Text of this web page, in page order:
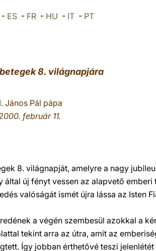
- ES- FR- HU - IT- PT
8. világnapjára
János Pál pápa
február 11.
8. világnapját, amelyre a nagy
által új fényt vessen az alapvető emberi
valóságát ismét újra lássa az Isten
a végén szembesül azokkal a
tekint arra az útra, amit az
Így jobban érthetővé teszi